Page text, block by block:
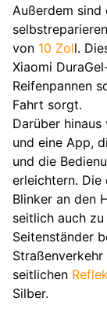
Außerdem
von 10 Zoll.
Xiaomi
Reifenpannen
Fahrt sorgt.
Darüber
und eine App,
und die
erleichtern. Die
Blinker an den
seitlich auch
Seitenständer
seitlichen
Silber.